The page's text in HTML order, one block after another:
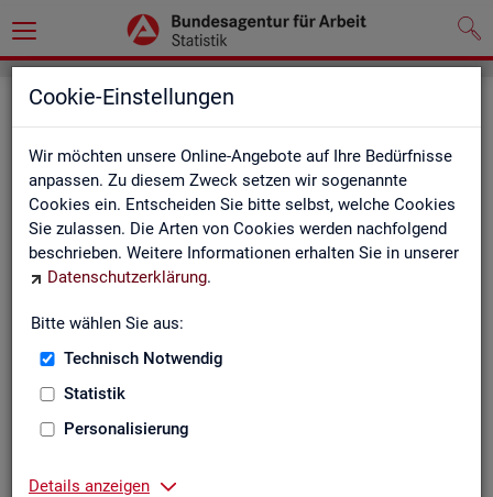
Cookie-Einstellungen
Wir möchten unsere Online-Angebote auf Ihre Bedürfnisse
anpassen. Zu diesem Zweck setzen wir sogenannte
Cookies ein. Entscheiden Sie bitte selbst, welche Cookies
Sie zulassen. Die Arten von Cookies werden nachfolgend
beschrieben. Weitere Informationen erhalten Sie in unserer
Datenschutzerklärung.
Bitte wählen Sie aus:
Technisch Notwendig
Statistik
Personalisierung
Details anzeigen
Seite emp­feh­len
Fel­der mit einem * sind Pflicht­fel­der und müs­sen aus­ge­füllt
wer­den
Ihre An­ga­ben
Empfänger*